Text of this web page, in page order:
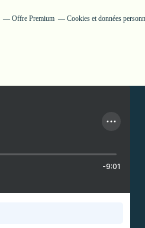
Offre Premium Cookies et données
-9:01